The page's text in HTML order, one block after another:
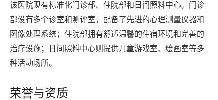
该医院现有标准化门诊部、住院部和日间照料中心。门诊
部设有多个诊室和测评室，配备了先进的心理测量仪器和
图像处理系统；住院部拥有舒适温馨的住宿环境和完善的
治疗设施；日间照料中心则提供儿童游戏室、绘画室等多
种活动场所。
荣誉与资质